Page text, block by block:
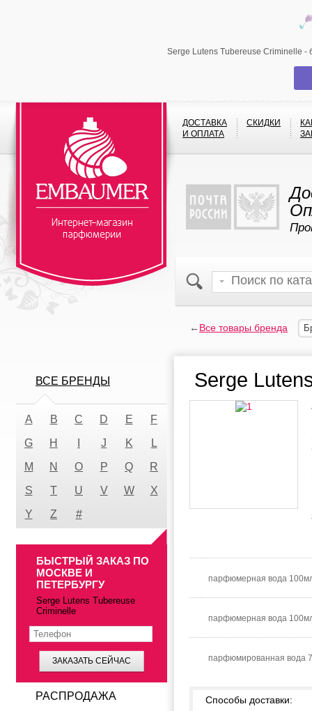
Serge Lutens Tubereuse Criminelle
ДОСТАВКА
И ОПЛАТА
СКИДКИ
←Все товары бренда
Serge
парфюмерная вода
парфюмерная вода
парфюмированная вода
Способы доставки:
ВСЕ БРЕНДЫ
A B C D E
F
G
H J K
L
M
N O P Q
R
S
T U V W
X
Y
Z #
БЫСТРЫЙ ЗАКАЗ ПО
МОСКВЕ И
ПЕТЕРБУРГУ
Serge Lutens Tubereuse
Criminelle
ЗАКАЗАТЬ СЕЙЧАС
РАСПРОДАЖА